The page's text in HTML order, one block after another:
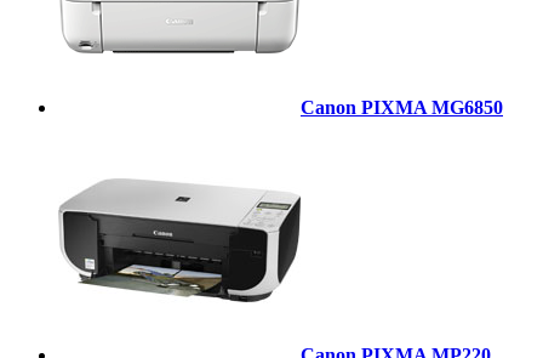
Canon PIXMA MG6850